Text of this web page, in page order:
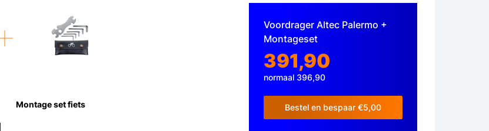
Montage set fiets
Voordrager Altec Palermo +
Montageset
391,90
normaal 396,90
Bestel en bespaar €5,00